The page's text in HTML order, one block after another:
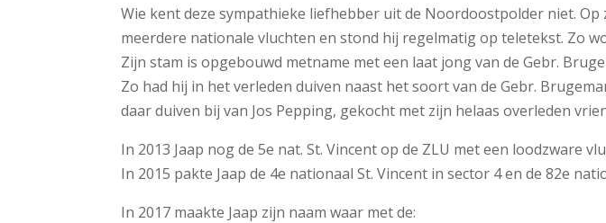
Wie kent deze sympathieke liefhebber uit de Noordoostpolder niet.
meerdere nationale vluchten en stond hij regelmatig op teletekst. Zo
Zijn stam is opgebouwd metname met een laat jong van de Gebr.
Zo had hij in het verleden duiven naast het soort van de Gebr.
daar duiven bij van Jos Pepping, gekocht met zijn helaas overleden
In 2013 Jaap nog de 5e nat. St. Vincent op de ZLU met een loodzware
In 2015 pakte Jaap de 4e nationaal St. Vincent in sector 4 en de 82e
In 2017 maakte Jaap zijn naam waar met de: